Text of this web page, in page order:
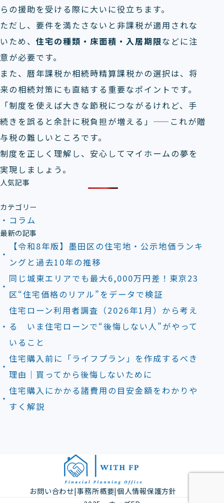
らの援助を受ける際に大いに役立ちます。
ただし、要件を満たさないと非課税が適用されな
いため、 住宅の種類・床面積・入居期限などに注
意が必要です。
また、暦年課税か相続時精算課税かの選択は、将
来の相続対策にも直結する重要なポイントです。
「制度を使えば大きな節税につながるけれど、手
続きを誤ると余計に税負担が増える」——これが贈
与税の難しいところです。
制度を正しく理解し、安心してマイホームの夢を
実現しましょう。
人気記事
カテゴリー
コラム
最新の記事
【令和8年版】墨田区の住宅地・公示地価ランキ
ングと過去10年の推移
同じ城東エリアでも最大6,000万円差！東京23
区“住宅価格のリアル”をデータで検証
住宅ローン利用者調査（2026年1月）から考え
る いま住宅ローンで“後悔しない人”がやって
いること
住宅購入前に「ライフプラン」を作成するべき
理由｜買ってから後悔しないために
住宅購入にかかる諸費用の目安金額をわかりや
すく解説
お問い合わせ|事務所概要|個人情報保護方針